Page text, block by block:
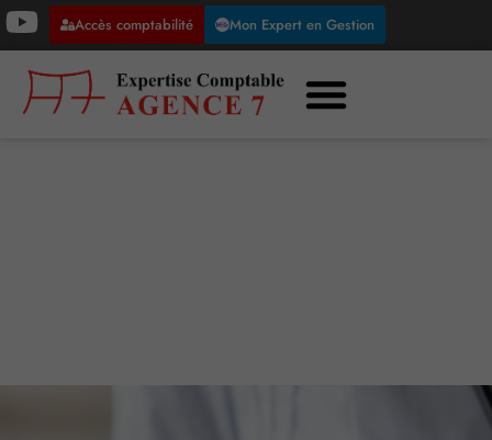
Accès comptabilité Mon Expert en Gestion